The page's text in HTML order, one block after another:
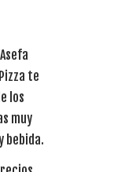
te
los
muy
bebida.